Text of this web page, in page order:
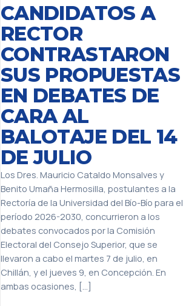
CANDIDATOS A
RECTOR
CONTRASTARON
SUS PROPUESTAS
EN DEBATES DE
CARA AL
BALOTAJE DEL 14
DE JULIO
Los Dres. Mauricio Cataldo Monsalves y
Benito Umaña Hermosilla, postulantes a la
Rectoría de la Universidad del Bío-Bío para el
período 2026-2030, concurrieron a los
debates convocados por la Comisión
Electoral del Consejo Superior, que se
llevaron a cabo el martes 7 de julio, en
Chillán, y el jueves 9, en Concepción. En
ambas ocasiones, […]